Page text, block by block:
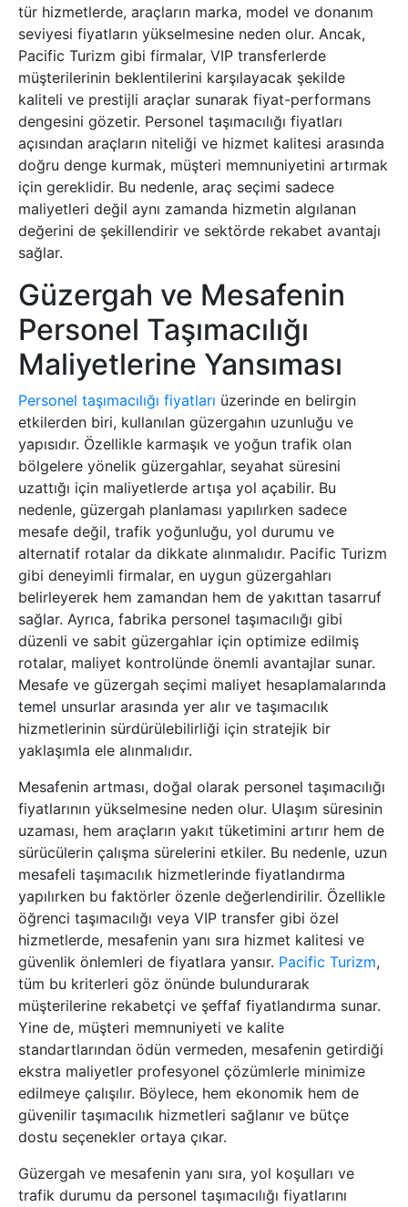
tür hizmetlerde, araçların marka, model ve donanım
seviyesi fiyatların yükselmesine neden olur. Ancak,
Pacific Turizm gibi firmalar, VIP transferlerde
müşterilerinin beklentilerini karşılayacak şekilde
kaliteli ve prestijli araçlar sunarak fiyat-performans
dengesini gözetir. Personel taşımacılığı fiyatları
açısından araçların niteliği ve hizmet kalitesi arasında
doğru denge kurmak, müşteri memnuniyetini artırmak
için gereklidir. Bu nedenle, araç seçimi sadece
maliyetleri değil aynı zamanda hizmetin algılanan
değerini de şekillendirir ve sektörde rekabet avantajı
sağlar.
Güzergah ve Mesafenin
Personel Taşımacılığı
Maliyetlerine Yansıması
Personel taşımacılığı fiyatları üzerinde en belirgin
etkilerden biri, kullanılan güzergahın uzunluğu ve
yapısıdır. Özellikle karmaşık ve yoğun trafik olan
bölgelere yönelik güzergahlar, seyahat süresini
uzattığı için maliyetlerde artışa yol açabilir. Bu
nedenle, güzergah planlaması yapılırken sadece
mesafe değil, trafik yoğunluğu, yol durumu ve
alternatif rotalar da dikkate alınmalıdır. Pacific Turizm
gibi deneyimli firmalar, en uygun güzergahları
belirleyerek hem zamandan hem de yakıttan tasarruf
sağlar. Ayrıca, fabrika personel taşımacılığı gibi
düzenli ve sabit güzergahlar için optimize edilmiş
rotalar, maliyet kontrolünde önemli avantajlar sunar.
Mesafe ve güzergah seçimi maliyet hesaplamalarında
temel unsurlar arasında yer alır ve taşımacılık
hizmetlerinin sürdürülebilirliği için stratejik bir
yaklaşımla ele alınmalıdır.
Mesafenin artması, doğal olarak personel taşımacılığı
fiyatlarının yükselmesine neden olur. Ulaşım süresinin
uzaması, hem araçların yakıt tüketimini artırır hem de
sürücülerin çalışma sürelerini etkiler. Bu nedenle, uzun
mesafeli taşımacılık hizmetlerinde fiyatlandırma
yapılırken bu faktörler özenle değerlendirilir. Özellikle
öğrenci taşımacılığı veya VIP transfer gibi özel
hizmetlerde, mesafenin yanı sıra hizmet kalitesi ve
güvenlik önlemleri de fiyatlara yansır. Pacific Turizm,
tüm bu kriterleri göz önünde bulundurarak
müşterilerine rekabetçi ve şeffaf fiyatlandırma sunar.
Yine de, müşteri memnuniyeti ve kalite
standartlarından ödün vermeden, mesafenin getirdiği
ekstra maliyetler profesyonel çözümlerle minimize
edilmeye çalışılır. Böylece, hem ekonomik hem de
güvenilir taşımacılık hizmetleri sağlanır ve bütçe
dostu seçenekler ortaya çıkar.
Güzergah ve mesafenin yanı sıra, yol koşulları ve
trafik durumu da personel taşımacılığı fiyatlarını